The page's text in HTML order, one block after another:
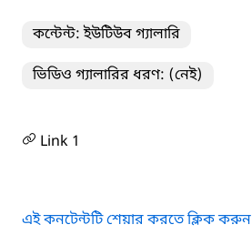
কন্টেন্ট: ইউটিউব গ্যালারি
ভিডিও গ্যালারির ধরণ: (নেই)
Link 1
এই কনটেন্টটি শেয়ার করতে ক্লিক করুন